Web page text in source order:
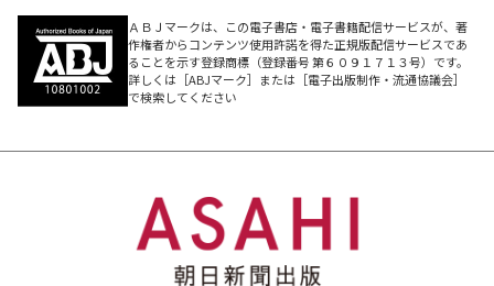
ＡＢＪマークは、この電子書店・電子書籍配信サービスが、著
作権者からコンテンツ使用許諾を得た正規版配信サービスであ
ることを示す登録商標（登録番号 第６０９１７１３号）です。
詳しくは［ABJマーク］または［電子出版制作・流通協議会］
で検索してください